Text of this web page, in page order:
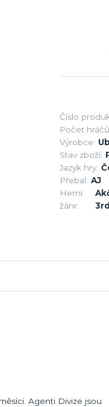
Číslo
Počet
Výrobce:
Stav zboží:
Jazyk hry:
Přebal: AJ
Herní
žánr:
Agenti Divize jsou